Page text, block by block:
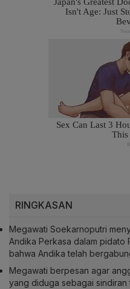
RINGKASAN
Megawati Soekarnoputri
Andika Perkasa dalam pidato
bahwa Andika telah
Megawati berpesan agar
yang diduga sebagai